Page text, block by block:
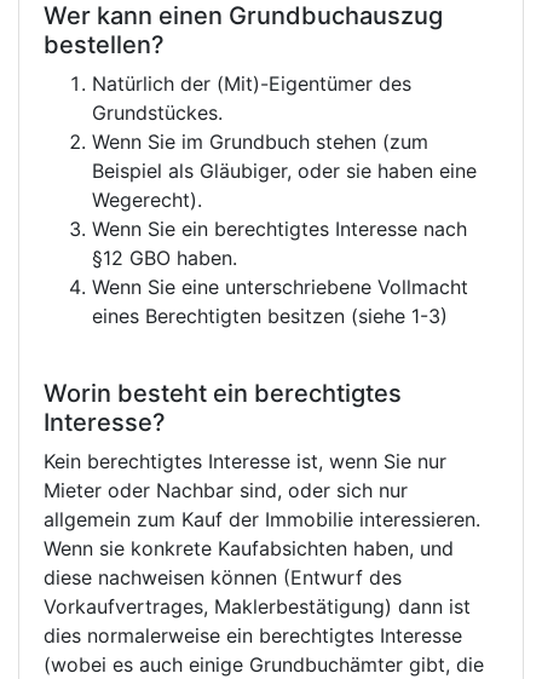
Wer kann einen Grundbuchauszug
bestellen?
Natürlich der (Mit)-Eigentümer des
Grundstückes.
Wenn Sie im Grundbuch stehen (zum
Beispiel als Gläubiger, oder sie haben eine
Wegerecht).
Wenn Sie ein berechtigtes Interesse nach
§12 GBO haben.
Wenn Sie eine unterschriebene Vollmacht
eines Berechtigten besitzen (siehe 1-3)
Worin besteht ein berechtigtes
Interesse?
Kein berechtigtes Interesse ist, wenn Sie nur
Mieter oder Nachbar sind, oder sich nur
allgemein zum Kauf der Immobilie interessieren.
Wenn sie konkrete Kaufabsichten haben, und
diese nachweisen können (Entwurf des
Vorkaufvertrages, Maklerbestätigung) dann ist
dies normalerweise ein berechtigtes Interesse
(wobei es auch einige Grundbuchämter gibt, die